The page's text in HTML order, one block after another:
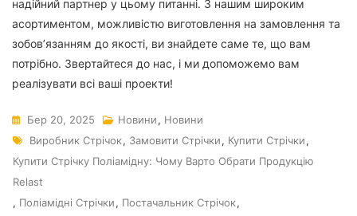
надійний партнер у цьому питанні. З нашим широким
асортиментом, можливістю виготовлення на замовлення та
зобов’язанням до якості, ви знайдете саме те, що вам
потрібно. Звертайтеся до нас, і ми допоможемо вам
реалізувати всі ваші проекти!
Бер 20, 2025 Новини, Новини
Виробник Стрічок, Замовити Стрічки, Купити Стрічки,
Купити Стрічку Поліамідну: Чому Варто Обрати Продукцію
Relast
, Поліамідні Стрічки, Постачальник Стрічок,